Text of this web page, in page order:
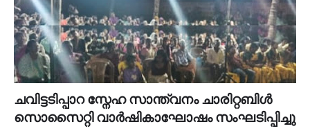
ചവിട്ടടിപ്പാറ സ്നേഹ സാന്ത്വനം ചാരിറ്റബിൾ
സൊസൈറ്റി വാർഷികാഘോഷം സംഘടിപ്പിച്ചു